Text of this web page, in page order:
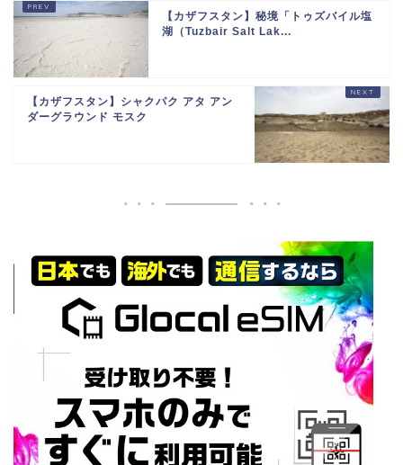
【カザフスタン】秘境「トゥズバイル塩
湖（Tuzbair Salt Lak...
【カザフスタン】シャクパク アタ アン
ダーグラウンド モスク